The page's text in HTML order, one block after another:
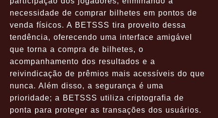
necessidade de comprar bilhetes em pontos de
venda físicos. A BETSSS tira proveito dessa
tendência, oferecendo uma interface amigável
que torna a compra de bilhetes, o
acompanhamento dos resultados e a
reivindicação de prêmios mais acessíveis do que
nunca. Além disso, a segurança é uma
prioridade; a BETSSS utiliza criptografia de
ponta para proteger as transações dos usuários.